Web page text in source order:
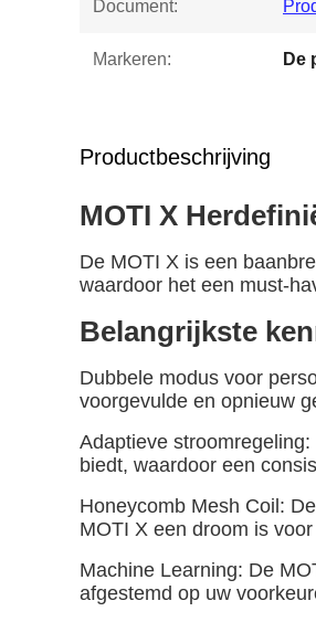
Document:
Markeren: De
Productbeschrijving
MOTI X
De MOTI X is een
waardoor het een must-
Belangrijkste
Dubbele modus voor
voorgevulde en opnieuw
Adaptieve
biedt, waardoor een
Honeycomb Mesh Coil:
MOTI X een droom is
Machine Learning: De
afgestemd op uw